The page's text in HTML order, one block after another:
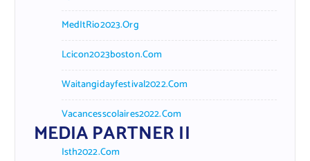
MedItRio2023.org
Lcicon2023boston.com
Waitangidayfestival2022.com
Vacancesscolaires2022.com
MEDIA PARTNER II
Isth2022.com